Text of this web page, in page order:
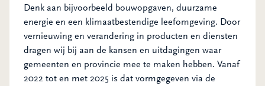
Denk aan bijvoorbeeld bouwopgaven, duurzame
energie en een klimaatbestendige leefomgeving. Door
vernieuwing en verandering in producten en diensten
dragen wij bij aan de kansen en uitdagingen waar
gemeenten en provincie mee te maken hebben. Vanaf
2022 tot en met 2025 is dat vormgegeven via de